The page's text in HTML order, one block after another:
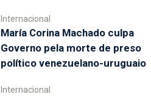
Internacional
María Corina Machado culpa
Governo pela morte de preso
político venezuelano-uruguaio
Internacional